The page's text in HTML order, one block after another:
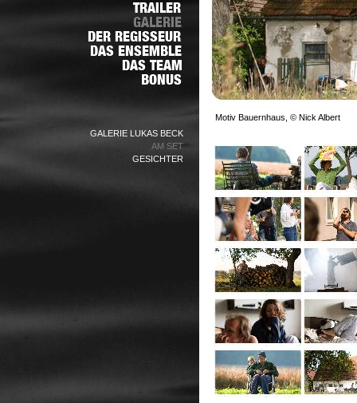
GALERIE LUKAS BECK
AM SET
GESICHTER
Motiv Bauernhaus, © Nick Albert